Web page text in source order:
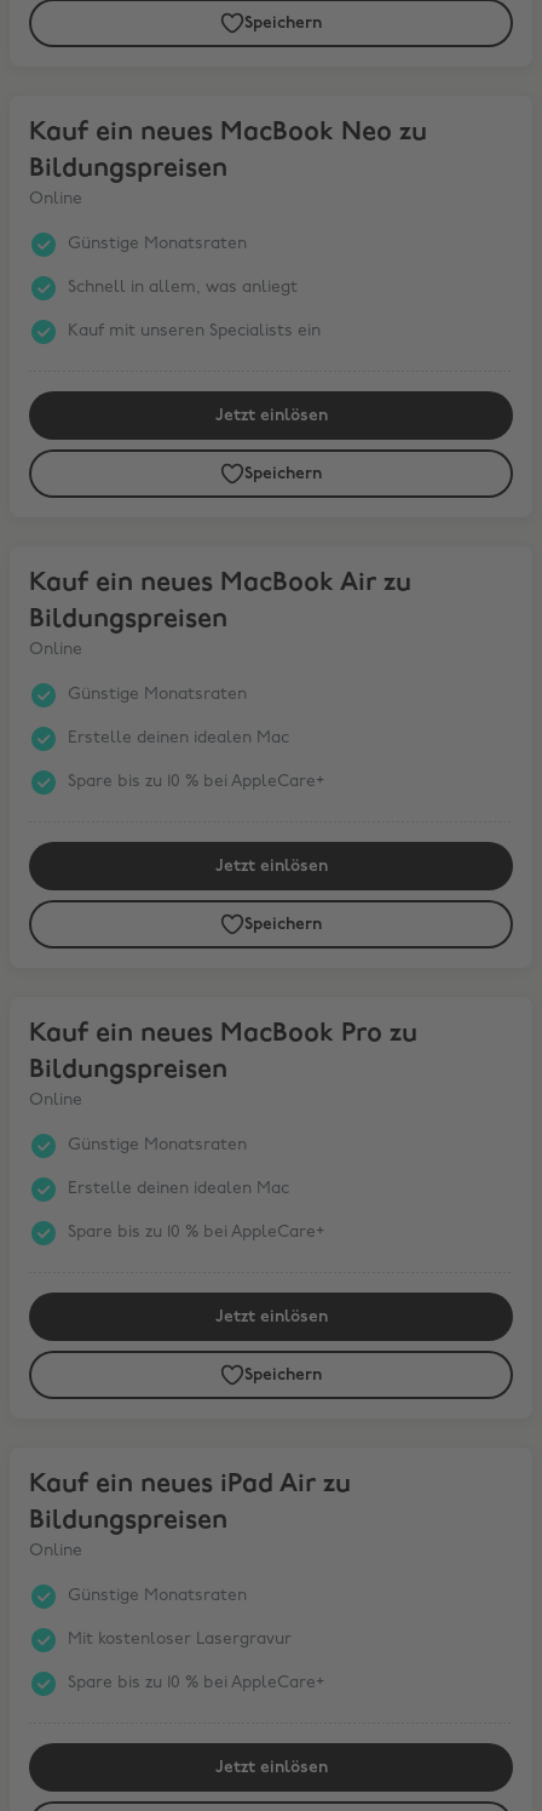
Speichern
Kauf ein neues MacBook Neo zu
Bildungspreisen
Online
Günstige Monatsraten
Schnell in allem, was anliegt
Kauf mit unseren Specialists ein
Jetzt einlösen
Speichern
Kauf ein neues MacBook Air zu
Bildungspreisen
Online
Günstige Monatsraten
Erstelle deinen idealen Mac
Spare bis zu 10 % bei AppleCare+
Jetzt einlösen
Speichern
Kauf ein neues MacBook Pro zu
Bildungspreisen
Online
Günstige Monatsraten
Erstelle deinen idealen Mac
Spare bis zu 10 % bei AppleCare+
Jetzt einlösen
Speichern
Kauf ein neues iPad Air zu
Bildungspreisen
Online
Günstige Monatsraten
Mit kostenloser Lasergravur
Spare bis zu 10 % bei AppleCare+
Jetzt einlösen